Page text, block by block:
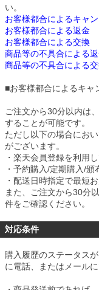
い。
お客様都合によるキャ
お客様都合による返金
お客様都合による交換
商品等の不具合による
商品等の不具合による
■お客様都合によるキャ
ご注文から30分以内は
することが可能です。
ただし以下の場合にお
がございます。
・楽天会員登録を利用
・予約購入/定期購入/頒
・配送日時指定で最短
また、ご注文から30分
件をご確認ください。
対応条件
購入履歴のステータス
に電話、またはメール